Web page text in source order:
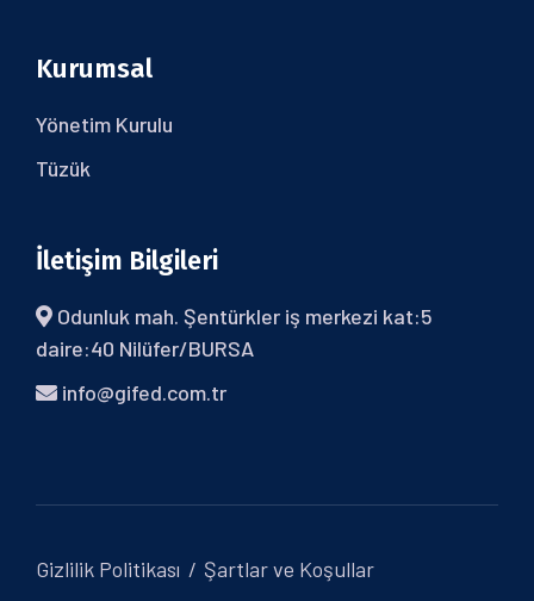
Kurumsal
Yönetim Kurulu
Tüzük
İletişim Bilgileri
Odunluk mah. Şentürkler iş merkezi kat:5
daire:40 Nilüfer/BURSA
info@gifed.com.tr
Gizlilik Politikası Şartlar ve Koşullar